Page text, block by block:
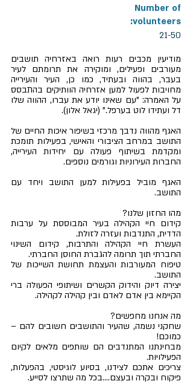
Number of
volunteers:
21-50
מודיעין מכבים רעות רואה באזרחיה תושבים
מעורבים ופעילים, ומוקירה את תרומתם לעיר
בעבר, בהווה ובעתיד, כמו כן, העיר והעירייה
מחויבות לפעול למען אזרחיה הוותיקים בהתבסס
על האמרה: "עם שאינו יודע את עברו, ההווה שלו
דל ועתידו לוט בערפל." (יגאל אלון).
האגף מהווה נדבך מרכזי בשיפור איכות החיים של
התושב במרחב הציבורי והאישי, בפעילות תומכת
ומקדמת בשיתוף פעולה עם יחידות העירייה,
החברות העירוניות וגורמים נוספים.
האגף מוביל בפעילות למען התושב ויחד עם
התושב.
מהו החזון שלנו?
קידום חיי הקהילה בעיר המבוססת על ערבות
הדדית, התנדבות ועזרה לזולת.
העשרת חיי הקהילה והתרבות, קידום השינוי
החברתי תוך תרומה להגברת החוסן החברתי.
טיפוח המעורבות והעצמת תחושת השייכות של
התושב.
יצירה דיוק והידוק הקשרים ושיתופי הפעולה ברי
הקיימא בין אדם לאדם ובין קהילה לקהילה.
מה אנחנו מחפשים?
שחקני נשמה, שהעיר והתושבים חשובים להם –
כמוכם!
מבחינתנו המתנדבים הם שותפים מלאים לקיום
הפעילויות.
צריכים אתכם לצידנו, בסיוע לוגיסטי, בהפעלות,
פיקוח ובקרה ובעצם....בכל מה שתרצו לסייע.